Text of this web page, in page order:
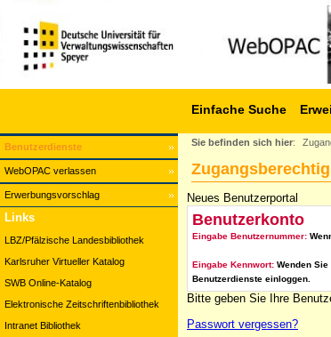
Benutzerdienste
WebOPAC verlassen
Erwerbungsvorschlag
Einfache Suche
Links
LBZ/Pfälzische Landesbibliothek
Karlsruher Virtueller Katalog
SWB Online-Katalog
Elektronische Zeitschriftenbibliothek
Intranet Bibliothek
Sie befinden sich hier:
Neues Benutzerportal
Benutzerkonto
Eingabe Benutzernummer:
Eingabe Kennwort: Wenden
Benutzerdienste einloggen.
Bitte geben Sie Ihre
Passwort vergessen?